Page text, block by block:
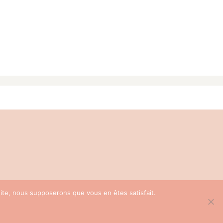
| CGV
nous supposerons que vous en êtes satisfait.